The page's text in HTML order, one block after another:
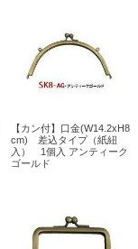
【カン付】口金(W14.2xH8
cm) 差込タイプ（紙紐
入） 1個入 アンティーク
ゴールド